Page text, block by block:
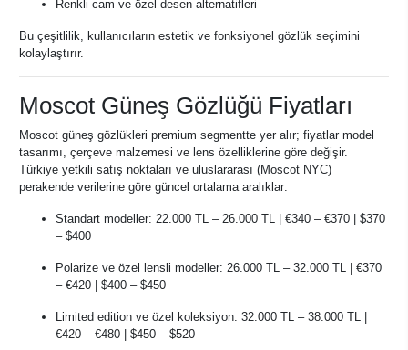
Renkli cam ve özel desen alternatifleri
Bu çeşitlilik, kullanıcıların estetik ve fonksiyonel gözlük seçimini
kolaylaştırır.
Moscot Güneş Gözlüğü Fiyatları
Moscot güneş gözlükleri premium segmentte yer alır; fiyatlar model
tasarımı, çerçeve malzemesi ve lens özelliklerine göre değişir.
Türkiye yetkili satış noktaları ve uluslararası (Moscot NYC)
perakende verilerine göre güncel ortalama aralıklar:
Standart modeller: 22.000 TL – 26.000 TL | €340 – €370 | $370
– $400
Polarize ve özel lensli modeller: 26.000 TL – 32.000 TL | €370
– €420 | $400 – $450
Limited edition ve özel koleksiyon: 32.000 TL – 38.000 TL |
€420 – €480 | $450 – $520